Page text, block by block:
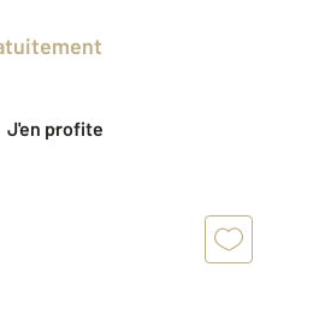
J'en profite